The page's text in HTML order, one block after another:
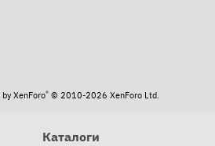
XenForo® © 2010-2026 XenForo Ltd.
Каталоги